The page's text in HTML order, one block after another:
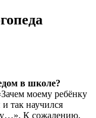
в школе?
моему ребёнку
так научился
К сожалению,